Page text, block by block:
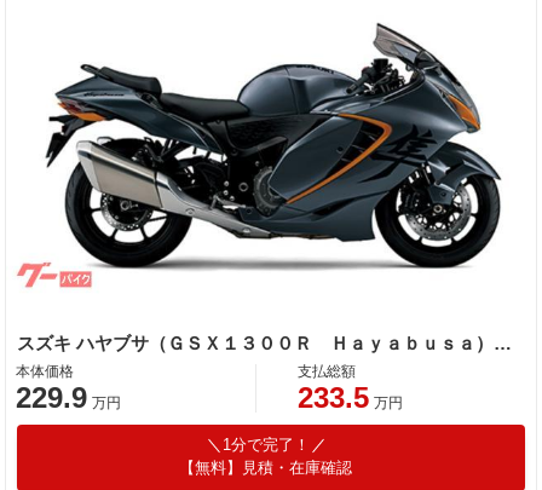
スズキ ハヤブサ（ＧＳＸ１３００Ｒ Ｈａｙａｂｕｓａ）２０２６ＮＥＷカラー ＥＴＣ２．０標準装備
本体価格
229.9 万円
支払総額
233.5 万円
1分で完了！
【無料】見積・在庫確認